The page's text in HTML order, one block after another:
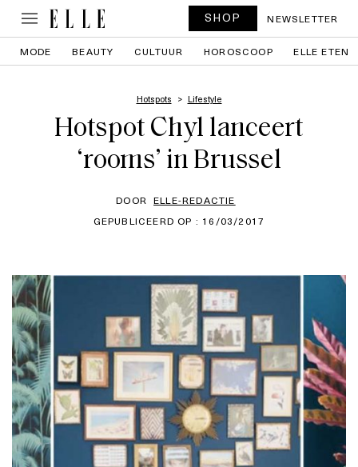
SHOP NEWSLETTER
MODE BEAUTY CULTUUR HOROSCOOP ELLE ETEN
Hotspots Lifestyle
Hotspot Chyl lanceert
‘rooms’ in Brussel
DOOR ELLE-REDACTIE
GEPUBLICEERD OP : 16/03/2017